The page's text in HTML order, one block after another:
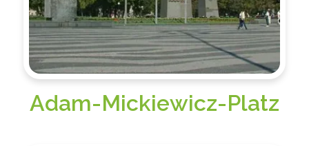
Adam-Mickiewicz-Platz